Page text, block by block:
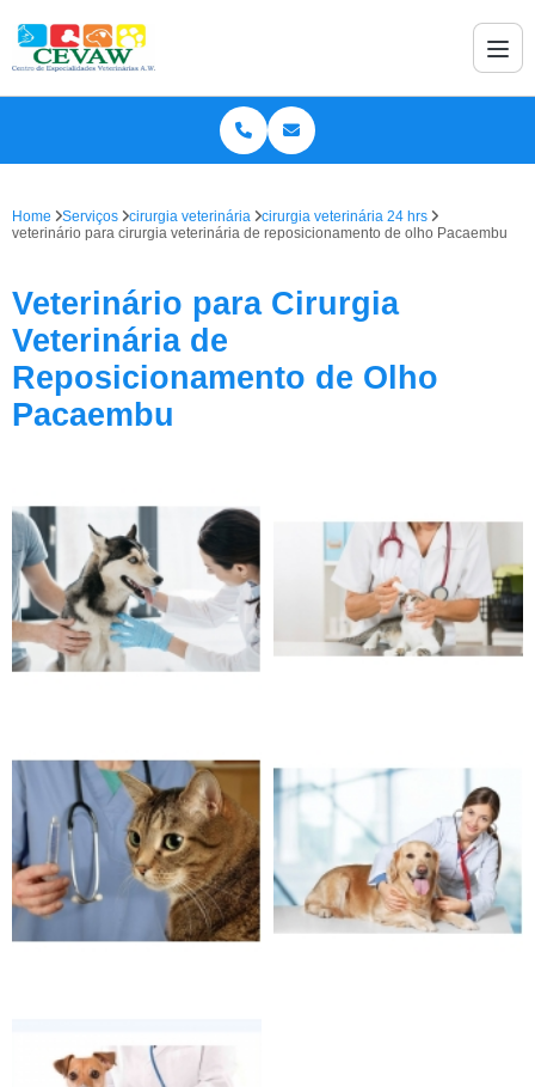
Home Serviços cirurgia veterinária
cirurgia veterinária 24 hrs
veterinário para cirurgia veterinária de reposicionamento de olho Pacaembu
Veterinário para Cirurgia
Veterinária de
Reposicionamento de Olho
Pacaembu